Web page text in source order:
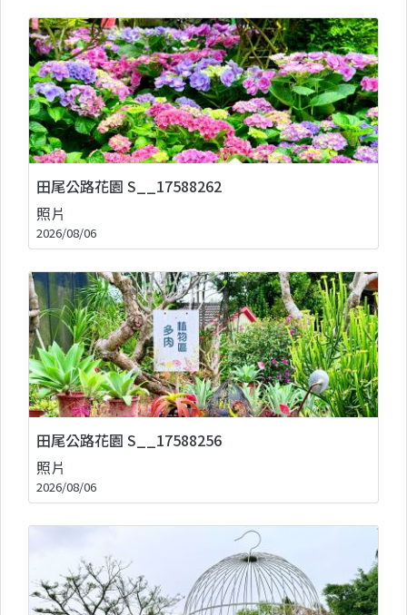
田尾公路花園 S__17588262
照片
2026/08/06
田尾公路花園 S__17588256
照片
2026/08/06